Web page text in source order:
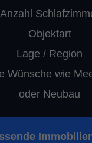
Anzahl
Objektart
Lage / Region
Wünsche wie
oder Neubau